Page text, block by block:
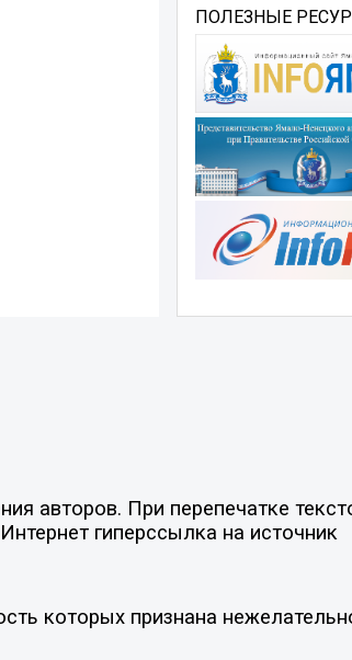
ПОЛЕЗНЫЕ
авторов. При перепечатке
гиперссылка на источник
которых признана